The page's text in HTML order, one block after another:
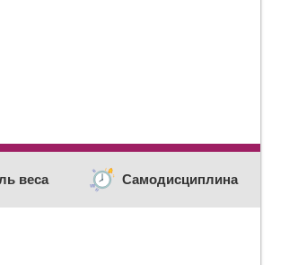
веса Самодисциплина